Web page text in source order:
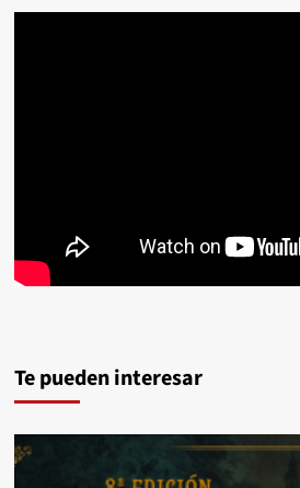
Te pueden interesar